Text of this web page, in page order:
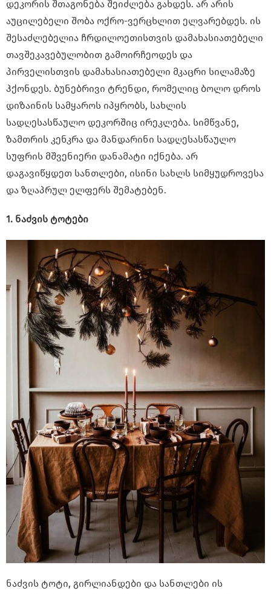
დეკორის შთაგონება შეიძლება გახდეს. არ არის
აუცილებელი შობა ოქრო-ვერცხლით ელვარებდეს. ის
შესაძლებელია ჩრდილოეთისთვის დამახასიათებელი
თავშეკავებულობით გამოირჩეოდეს და
პირველისთვის დამახასიათებელი მკაცრი სილამაზე
ჰქონდეს. ბუნებრივი ტრენდი, რომელიც ბოლო დროს
დიზაინის სამყაროს იპყრობს, სახლის
სადღესასწაულო დეკორშიც ირეკლება. სიმწვანე,
ზამთრის კენკრა და მანდარინი სადღესასწაულო
სუფრის მშვენიერი დანამატი იქნება. არ
დაგავიწყდეთ სანთლები, ისინი სახლს სიმყუდროვესა
და ზღაპრულ ელფერს შემატებენ.
1. ნაძვის ტოტები
ნაძვის ტოტი, გირლიანდები და სანთლები ის